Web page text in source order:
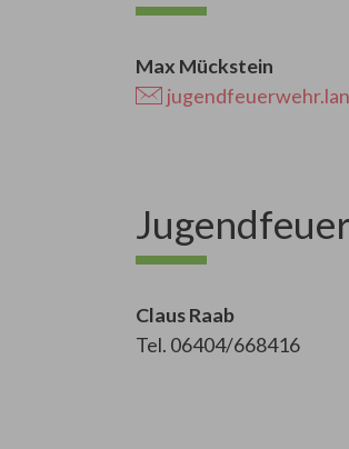
Max Mückstein
Claus Raab
Tel. 06404/668416